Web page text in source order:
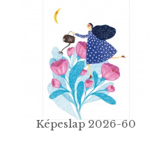
Képeslap 2026-60